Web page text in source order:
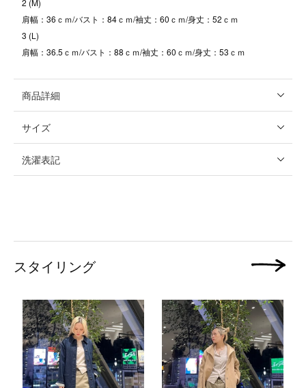
2 (M)
肩幅：36ｃｍ/バスト：84ｃｍ/袖丈：60ｃｍ/身丈：52ｃｍ
3 (L)
肩幅：36.5ｃｍ/バスト：88ｃｍ/袖丈：60ｃｍ/身丈：53ｃｍ
商品詳細
サイズ
洗濯表記
スタイリング 次の画像